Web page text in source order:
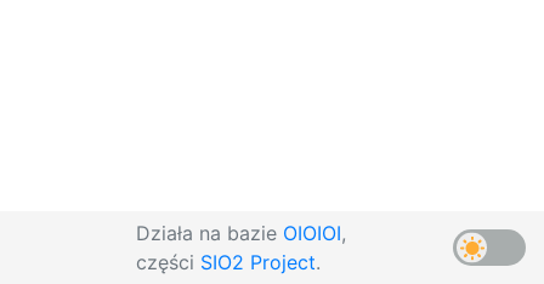
Działa na bazie OIOIOI,
części SIO2 Project.